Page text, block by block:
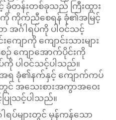
ခုံတန်းတစ်ခုသည် ကြီးထွား
းကို ကိုက်ညီစေရန် ခုံ၏အမြင့်
အင်္ဂါရပ်ကို ပါဝင်သင့်
ောကို ကျောင်းသားများ
စဉ် ကျောအောက်ပိုင်းကို
ကို ပါဝင်သင့်ပါသည်။
ရ ခုံ၏နက်နှင့် ကျောက်ကပ်
င် အသေးစားအကွာအဝေး
ြုသင့်ပါသည်။
ါရပ်များတွင် မှန်ကန်သော